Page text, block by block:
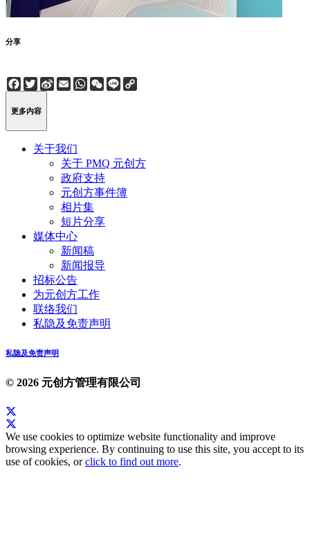
分享
Facebook
Twitter
Sina
Weibo
EmailWhatsApp
WeChat
Line
更多内容
关于我们
关于 PMQ 元创方
政府支持
元创方事件簿
相片集
短片分享
媒体中心
新闻稿
新闻报导
招标公告
为元创方工作
联络我们
私隐及免责声明
私隐及免责声明
© 2026 元创方管理有限公司
We use cookies to optimize website functionality and improve
browsing experience. By continuing to use this site, you accept to its
use of cookies, orclick to find out more.